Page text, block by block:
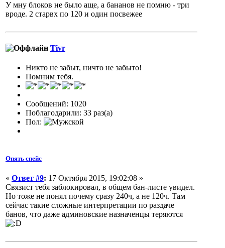
У мну блоков не было аще, а бананов не помню - три
вроде. 2 старвх по 120 и один посвежее
Tivr
Никто не забыт, ничто не забыто!
Помним тебя.
Сообщений: 1020
Поблагодарили: 33 раз(а)
Пол:
Опять спейс
« Ответ #9: 17 Октября 2015, 19:02:08 »
Связист тебя заблокировал, в общем бан-листе увидел.
Но тоже не понял почему сразу 240ч, а не 120ч. Там
сейчас такие сложные интерпретации по раздаче
банов, что даже админовские назначенцы теряются